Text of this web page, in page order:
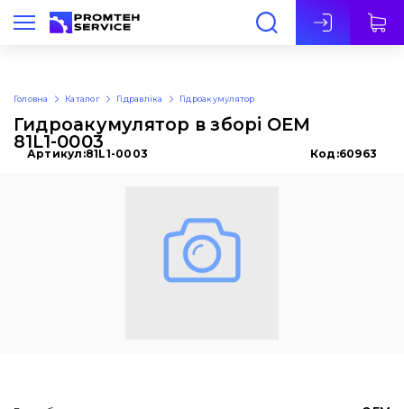
Укр
Головна Каталог Гідравліка Гідроакумулятор
Гидроакумулятор в зборі OEM
81L1-0003
Артикул:81L1-0003 Код:60963